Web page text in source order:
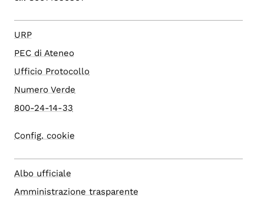
URP
PEC di Ateneo
Ufficio Protocollo
Numero Verde
800-24-14-33
Config. cookie
Albo ufficiale
Amministrazione trasparente